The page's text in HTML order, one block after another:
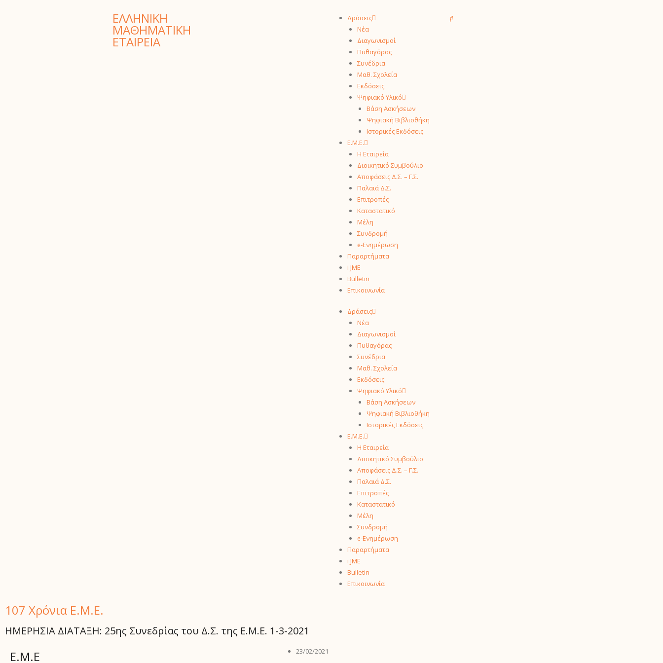
ΕΛΛΗΝΙΚΗ
ΜΑΘΗΜΑΤΙΚΗ
ΕΤΑΙΡΕΙΑ
Δράσεις
Νέα
Διαγωνισμοί
Πυθαγόρας
Συνέδρια
Μαθ. Σχολεία
Εκδόσεις
Ψηφιακό Υλικό
Βάση Ασκήσεων
Ψηφιακή Βιβλιοθήκη
Ιστορικές Εκδόσεις
Ε.Μ.Ε.
Η Εταιρεία
Διοικητικό Συμβούλιο
Αποφάσεις Δ.Σ. – Γ.Σ.
Παλαιά Δ.Σ.
Επιτροπές
Καταστατικό
Μέλη
Συνδρομή
ᧉ-Ενημέρωση
Παραρτήματα
i JME
Bulletin
Επικοινωνία
Δράσεις
Νέα
Διαγωνισμοί
Πυθαγόρας
Συνέδρια
Μαθ. Σχολεία
Εκδόσεις
Ψηφιακό Υλικό
Βάση Ασκήσεων
Ψηφιακή Βιβλιοθήκη
Ιστορικές Εκδόσεις
Ε.Μ.Ε.
Η Εταιρεία
Διοικητικό Συμβούλιο
Αποφάσεις Δ.Σ. – Γ.Σ.
Παλαιά Δ.Σ.
Επιτροπές
Καταστατικό
Μέλη
Συνδρομή
ᧉ-Ενημέρωση
Παραρτήματα
i JME
Bulletin
Επικοινωνία
107 Χρόνια Ε.Μ.Ε.
ΗΜΕΡΗΣΙΑ ΔΙΑΤΑΞΗ: 25ης Συνεδρίας του Δ.Σ. της Ε.Μ.Ε. 1-3-2021
Ε.Μ.Ε 23/02/2021